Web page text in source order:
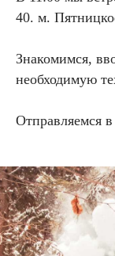
40. м.
Знакомимся,
необходимую
Отправляемся